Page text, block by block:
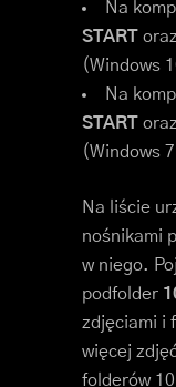
Na
START oraz
(Windows
Na
START oraz
(Windows
Na liście
nośnikami
w niego.
podfolder
zdjęciami i
więcej
folderów